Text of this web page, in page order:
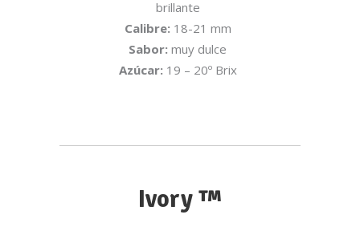
brillante
Calibre: 18-21 mm
Sabor: muy dulce
Azúcar: 19 – 20º Brix
Ivory ™